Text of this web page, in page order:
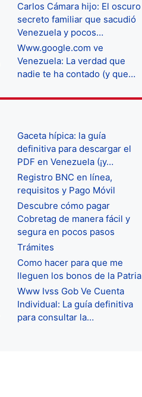
Carlos Cámara hijo: El oscuro
secreto familiar que sacudió
Venezuela y pocos…
Www.google.com ve
Venezuela: La verdad que
nadie te ha contado (y que…
Gaceta hípica: la guía
definitiva para descargar el
PDF en Venezuela (¡y…
Registro BNC en línea,
requisitos y Pago Móvil
Descubre cómo pagar
Cobretag de manera fácil y
segura en pocos pasos
Trámites
Como hacer para que me
lleguen los bonos de la Patria
Www Ivss Gob Ve Cuenta
Individual: La guía definitiva
para consultar la…